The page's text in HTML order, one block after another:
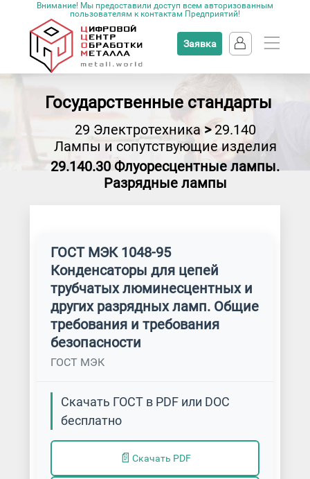
Внимание! Мы предоставили доступ всем авторизованным
пользователям к контактам Предприятий!
Заявка
Государственные стандарты
29 Электротехника>29.140
Лампы и сопутствующие изделия
29.140.30 Флуоресцентные лампы.
Разрядные лампы
ГОСТ МЭК 1048-95
Конденсаторы для цепей
трубчатых люминесцентных и
других разрядных ламп. Общие
требования и требования
безопасности
ГОСТ МЭК
Скачать ГОСТ в PDF или DOC
бесплатно
📄 Скачать PDF